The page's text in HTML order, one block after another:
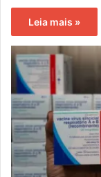
Leia mais »